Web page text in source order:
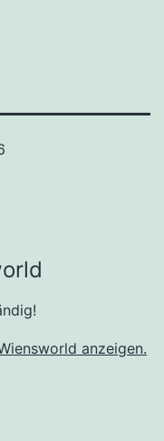
anzeigen.